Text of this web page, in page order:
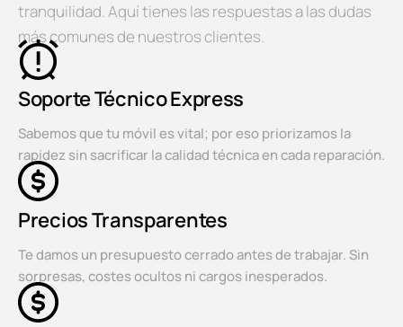
tranquilidad. Aquí tienes las respuestas a las dudas
más comunes de nuestros clientes.
Soporte Técnico Express
Sabemos que tu móvil es vital; por eso priorizamos la
rapidez sin sacrificar la calidad técnica en cada reparación.
Precios Transparentes
Te damos un presupuesto cerrado antes de trabajar. Sin
sorpresas, costes ocultos ni cargos inesperados.